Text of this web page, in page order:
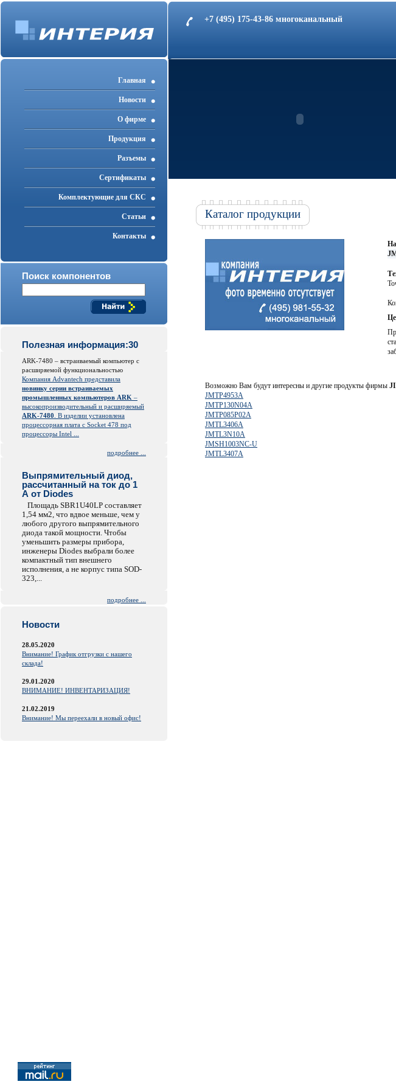
+7 (495) 175-43-86 многоканальный
Главная
Новости
О фирме
Продукция
Разъемы
Cертификаты
Комплектующие для СКС
Статьи
Контакты
Поиск компонентов
Полезная информация:30
ARK-7480 – встраиваемый компьютер с
расширяемой функциональностью
Компания Advantech представила
новинку серии встраиваемых
промышленных компьютеров ARK –
высокопроизводительный и расширяемый
ARK-7480 . В изделии установлена
процессорная плата с Socket 478 под
процессоры Intel ...
подробнее ...
Выпрямительный диод,
рассчитанный на ток до 1
А от Diodes
Площадь SBR1U40LP составляет
1,54 мм2, что вдвое меньше, чем у
любого другого выпрямительного
диода такой мощности. Чтобы
уменьшить размеры прибора,
инженеры Diodes выбрали более
компактный тип внешнего
исполнения, а не корпус типа SOD-
323,...
подробнее ...
Новости
28.05.2020
Внимание! График отгрузки с нашего
склада!
29.01.2020
ВНИМАНИЕ! ИНВЕНТАРИЗАЦИЯ!
21.02.2019
Внимание! Мы переехали в новый офис!
Каталог продукции
Возможно Вам будут интересны и другие продукты фирмы
JMTP4953A
JMTP130N04A
JMTP085P02A
JMTL3406A
JMTL3N10A
JMSH1003NC-U
JMTL3407A